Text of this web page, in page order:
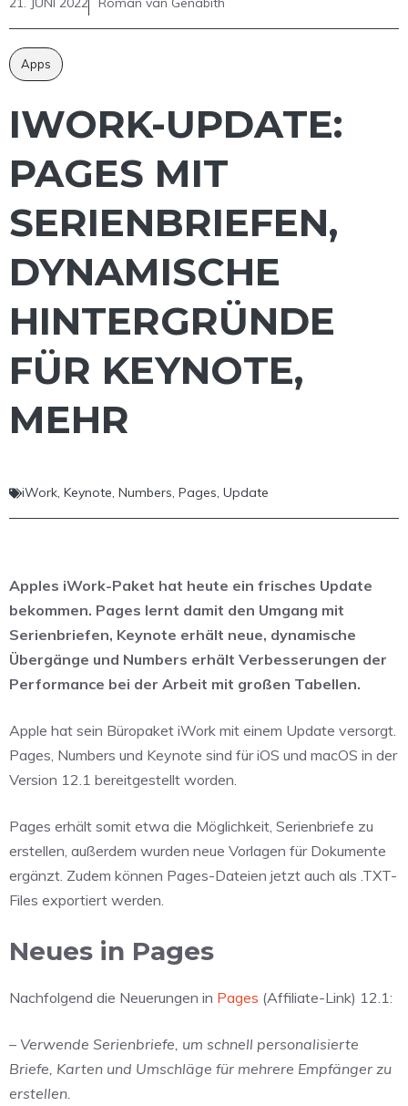
Apps
IWORK-UPDATE:
PAGES MIT
SERIENBRIEFEN,
DYNAMISCHE
HINTERGRÜNDE
FÜR KEYNOTE,
MEHR
iWork, Keynote, Numbers, Pages, Update
Apples iWork-Paket hat heute ein frisches Update
bekommen. Pages lernt damit den Umgang mit
Serienbriefen, Keynote erhält neue, dynamische
Übergänge und Numbers erhält Verbesserungen der
Performance bei der Arbeit mit großen Tabellen.
Apple hat sein Büropaket iWork mit einem Update versorgt.
Pages, Numbers und Keynote sind für iOS und macOS in der
Version 12.1 bereitgestellt worden.
Pages erhält somit etwa die Möglichkeit, Serienbriefe zu
erstellen, außerdem wurden neue Vorlagen für Dokumente
ergänzt. Zudem können Pages-Dateien jetzt auch als .TXT-
Files exportiert werden.
Neues in Pages
Nachfolgend die Neuerungen in Pages (Affiliate-Link) 12.1:
– Verwende Serienbriefe, um schnell personalisierte
Briefe, Karten und Umschläge für mehrere Empfänger zu
erstellen.